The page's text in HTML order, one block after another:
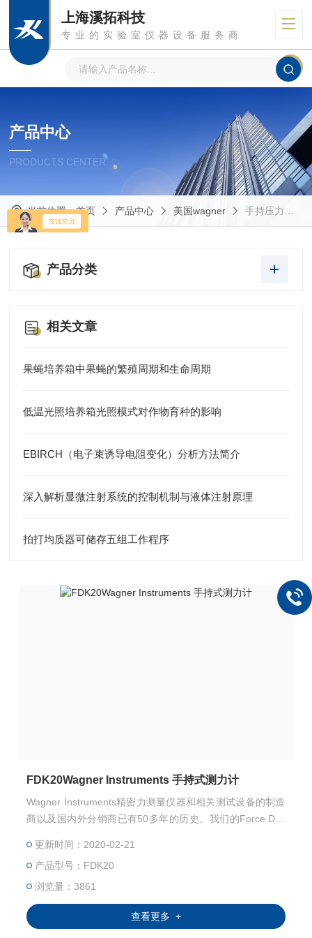
上海溪拓科技
专业的实验室仪器设备服务商
产品中心
PRODUCTS CENTER
当前位置：首页 产品中心 美国wagner 手持压力测痛仪
产品分类
相关文章
果蝇培养箱中果蝇的繁殖周期和生命周期
低温光照培养箱光照模式对作物育种的影响
EBIRCH（电子束诱导电阻变化）分析方法简介
深入解析显微注射系统的控制机制与液体注射原理
拍打均质器可储存五组工作程序
FDK20Wagner Instruments 手持式测力计
Wagner Instruments精密力测量仪器和相关测试设备的制造
商以及国内外分销商已有50多年的历史。我们的Force Dial
力计是流行的行业标准。
更新时间：2020-02-21
产品型号：FDK20
浏览量：3861
查看更多 +